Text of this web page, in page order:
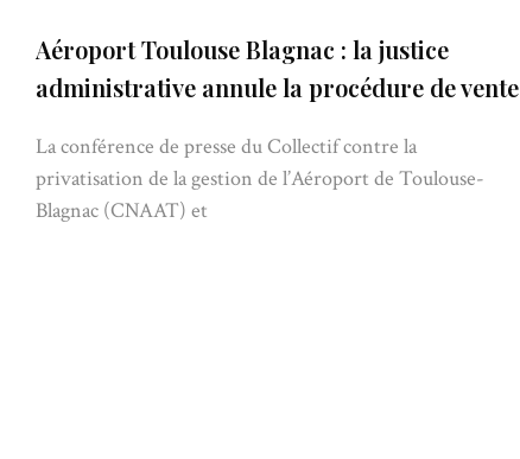
Aéroport Toulouse Blagnac : la justice
administrative annule la procédure de vente
La conférence de presse du Collectif contre la
privatisation de la gestion de l’Aéroport de Toulouse-
Blagnac (CNAAT) et